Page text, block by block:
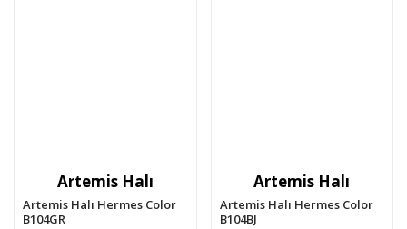
Artemis Halı
Artemis Halı Hermes Color
B104GR
Artemis Halı
Artemis Halı Hermes Color
B104BJ